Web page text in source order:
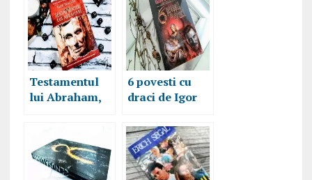
Testamentul
lui Abraham,
recenzie carte
6 povesti cu
draci de Igor
recenzie